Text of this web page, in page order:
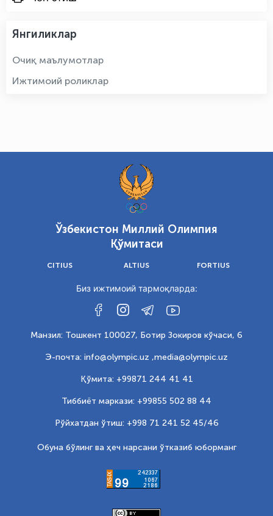
Янгиликлар
Очиқ маълумотлар
Ижтимоий роликлар
Ўзбекистон Миллий Олимпия
Қўмитаси
CITIUS ALTIUS FORTIUS
Биз ижтимоий тармоқларда:
Манзил: Тошкент 100027, Ботир Зокиров кўчаси, 6
Э-почта: info@olympic.uz ,media@olympic.uz
Қўмита: +99871 244 41 41
Тиббиёт маркази: +99855 502 88 44
Рўйхатдан ўтиш: +998 71 241 52 45/46
Обуна бўлинг ва ҳеч нарсани ўтказиб юборманг